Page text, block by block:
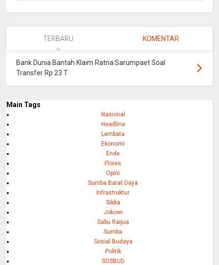
TERBARU KOMENTAR
Bank Dunia Bantah Klaim Ratna Sarumpaet Soal
Transfer Rp 23 T
Main Tags
Nasional
Headline
Lembata
Ekonomi
Ende
Flores
Opini
Sumba Barat Daya
Infrastruktur
Sikka
Jokowi
Sabu Raijua
Sumba
Sosial Budaya
Politik
SOSBUD